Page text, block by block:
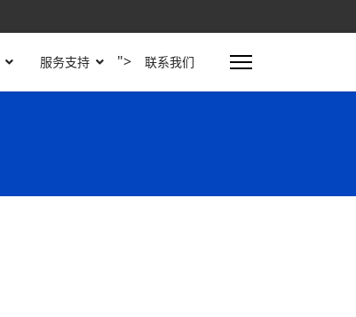
服务支持 "> 联系我们